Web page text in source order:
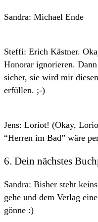
Sandra: Michael Ende
Steffi: Erich Kästner.
Honorar ignorieren.
sicher, sie wird mir
erfüllen. ;-)
Jens: Loriot! (Okay,
“Herren im Bad” wäre
6. Dein nächstes
Sandra: Bisher steht
gehe und dem Verlag
gönne :)